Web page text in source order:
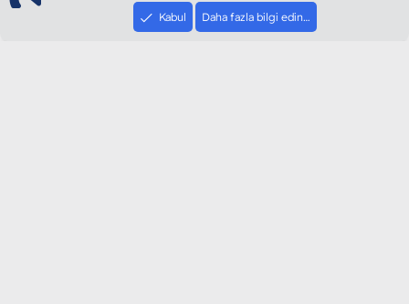
Kabul Daha fazla bilgi edin…